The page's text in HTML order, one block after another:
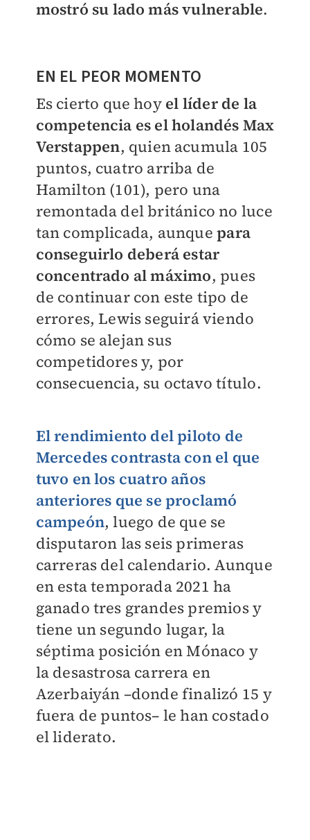
mostró su lado más vulnerable.
EN EL PEOR MOMENTO
Es cierto que hoyel líder de la
competencia es el holandés Max
Verstappen, quien acumula 105
puntos, cuatro arriba de
Hamilton (101), pero una
remontada del británico no luce
tan complicada, aunquepara
conseguirlo deberá estar
concentrado al máximo, pues
de continuar con este tipo de
errores, Lewis seguirá viendo
cómo se alejan sus
competidores y, por
consecuencia, su octavo título.
El rendimiento del piloto de
Mercedes contrasta con el que
tuvo en los cuatro años
anteriores que se proclamó
campeón, luego de que se
disputaron las seis primeras
carreras del calendario. Aunque
en esta temporada 2021 ha
ganado tres grandes premios y
tiene un segundo lugar, la
séptima posición en Mónaco y
la desastrosa carrera en
Azerbaiyán –donde finalizó 15 y
fuera de puntos– le han costado
el liderato.